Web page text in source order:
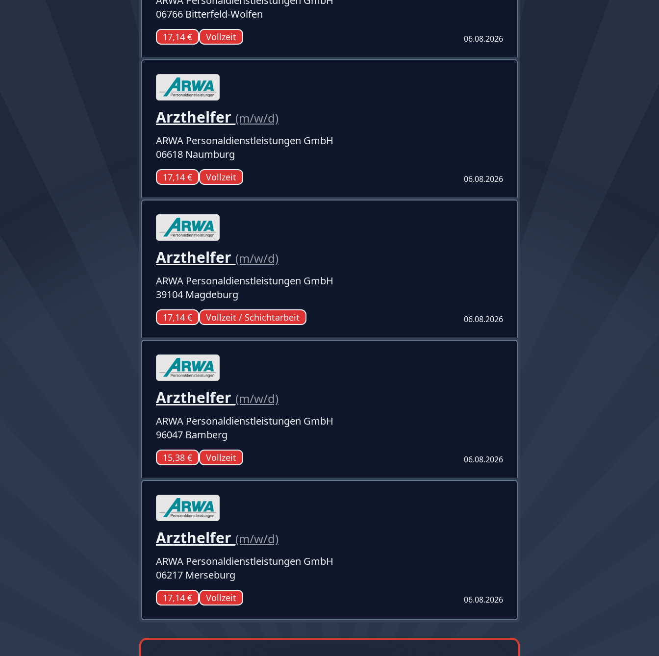
06766 Bitterfeld-Wolfen
17,14 € Vollzeit 06.08.2026
Arzthelfer (m/w/d)
ARWA Personaldienstleistungen GmbH
06618 Naumburg
17,14 € Vollzeit 06.08.2026
Arzthelfer (m/w/d)
ARWA Personaldienstleistungen GmbH
39104 Magdeburg
17,14 € Vollzeit / Schichtarbeit 06.08.2026
Arzthelfer (m/w/d)
ARWA Personaldienstleistungen GmbH
96047 Bamberg
15,38 € Vollzeit 06.08.2026
Arzthelfer (m/w/d)
ARWA Personaldienstleistungen GmbH
06217 Merseburg
17,14 € Vollzeit 06.08.2026